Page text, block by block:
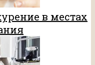
в местах